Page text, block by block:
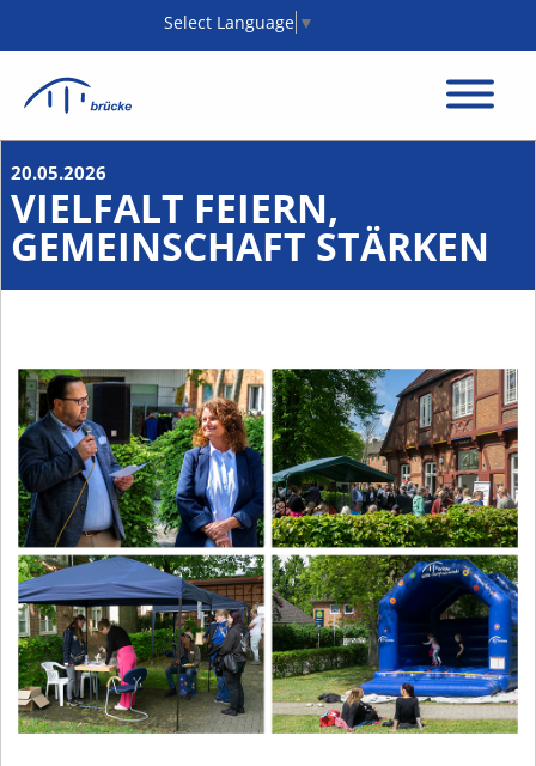
Select Language ▼
20.05.2026
VIELFALT FEIERN,
GEMEINSCHAFT STÄRKEN